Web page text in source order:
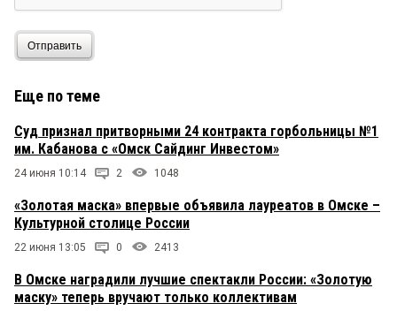
Отправить
Еще по теме
Суд признал притворными 24 контракта горбольницы №1
им. Кабанова с «Омск Сайдинг Инвестом»
24 июня 10:14 2 1048
«Золотая маска» впервые объявила лауреатов в Омске –
Культурной столице России
22 июня 13:05 0 2413
В Омске наградили лучшие спектакли России: «Золотую
маску» теперь вручают только коллективам